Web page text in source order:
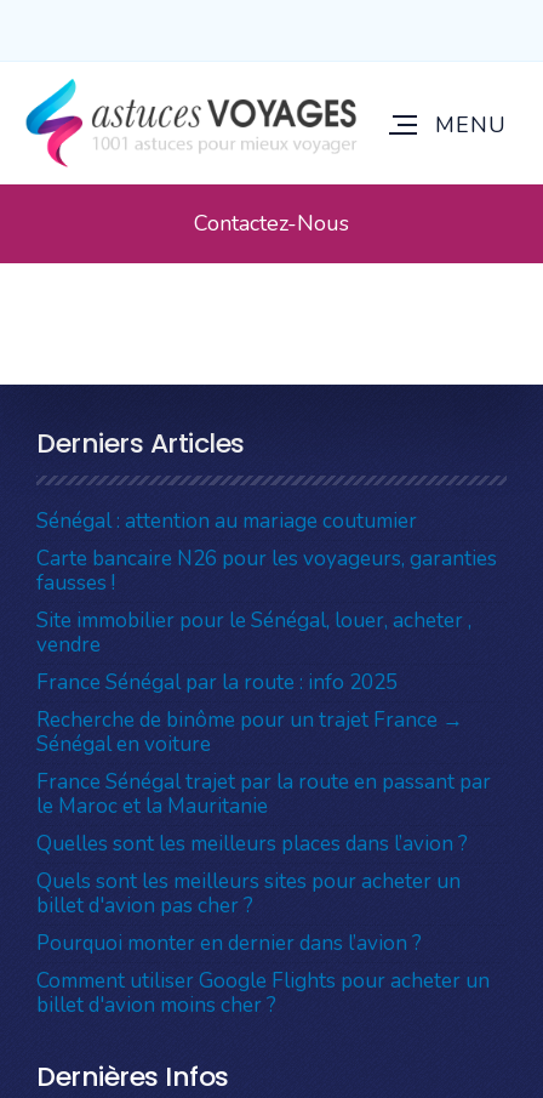
Contactez-Nous
Derniers Articles
Sénégal : attention au mariage coutumier
Carte bancaire N26 pour les voyageurs, garanties
fausses !
Site immobilier pour le Sénégal, louer, acheter ,
vendre
France Sénégal par la route : info 2025
Recherche de binôme pour un trajet France →
Sénégal en voiture
France Sénégal trajet par la route en passant par
le Maroc et la Mauritanie
Quelles sont les meilleurs places dans l’avion ?
Quels sont les meilleurs sites pour acheter un
billet d'avion pas cher ?
Pourquoi monter en dernier dans l’avion ?
Comment utiliser Google Flights pour acheter un
billet d'avion moins cher ?
Dernières Infos